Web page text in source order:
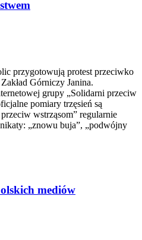
przygotowują protest przeciwko
Górniczy Janina.
grupy „Solidarni przeciw
pomiary trzęsień są
wstrząsom” regularnie
„znowu buja”, „podwójny
mediów